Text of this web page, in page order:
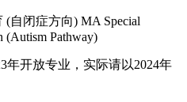
闭症方向) MA Special
(Autism Pathway)
开放专业，实际请以2024年